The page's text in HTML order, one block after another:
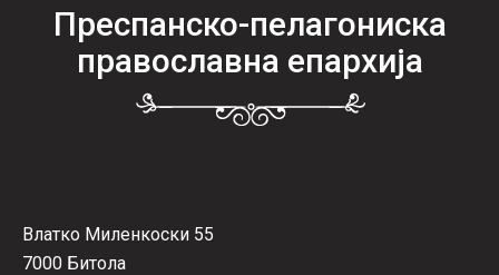
Преспанско-пелагониска
православна епархија
Влатко Миленкоски 55
7000 Битола